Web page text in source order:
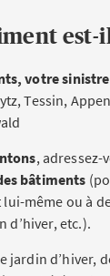
est-
votre
Tessin,
, adressez-
bâtiments
même ou à
d’hiver, etc.).
jardin d’hiver,